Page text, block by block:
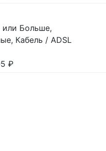
или Больше,
Кабель / ADSL
₽